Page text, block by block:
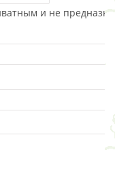
и не